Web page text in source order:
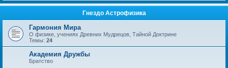
Гнездо Астрофизика
Гармония Мира
О физике, учениях Древних Мудрецов, Тайной Доктрине
Темы: 24
Академия Дружбы
Братство